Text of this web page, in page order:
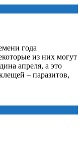
года
из них могут
апреля, а это
– паразитов,